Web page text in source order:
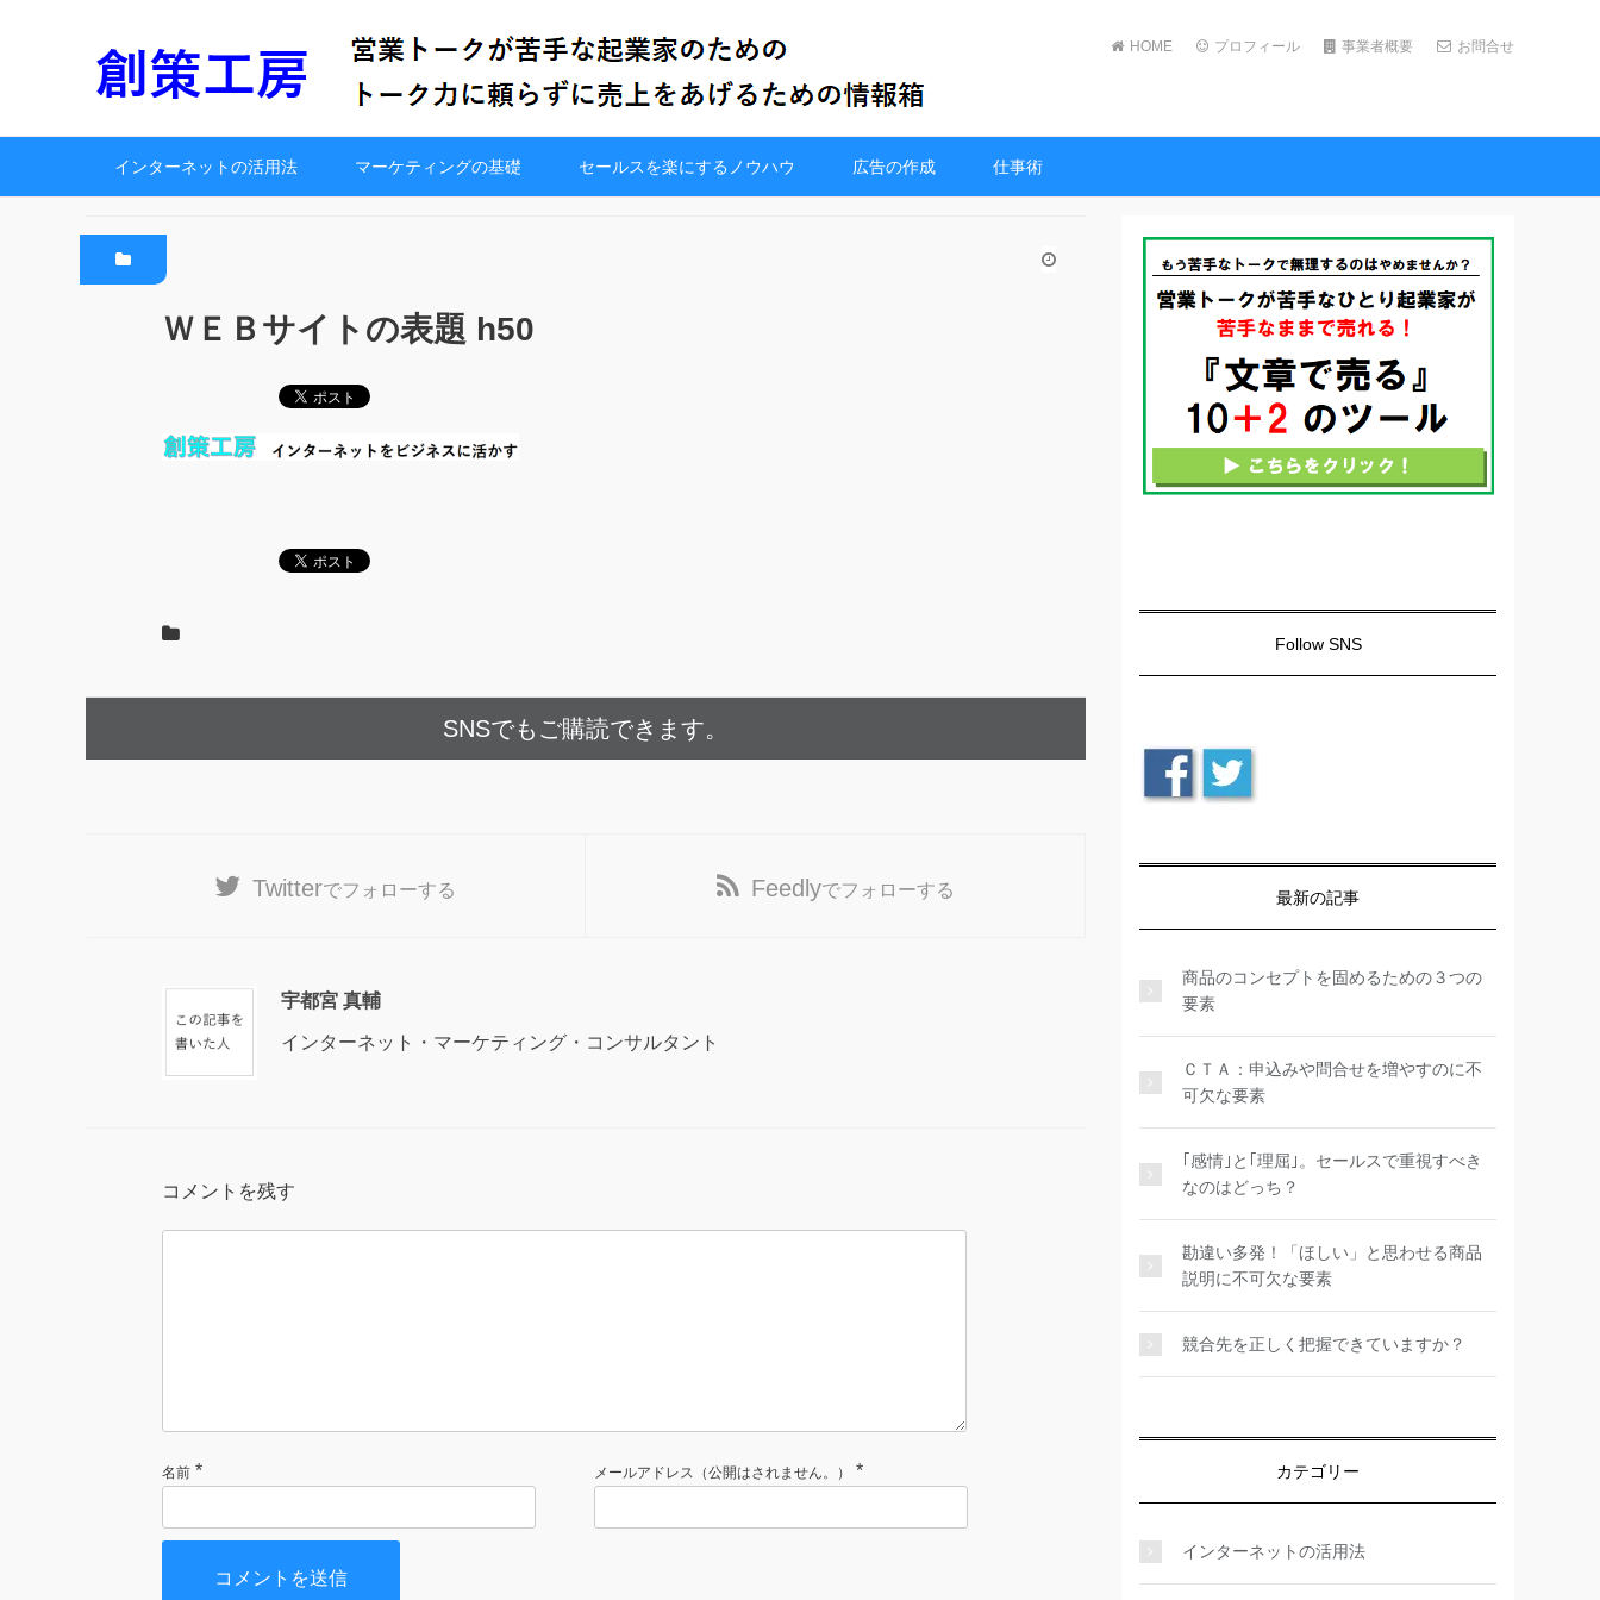
HOME プロフィール 事業者概要 お問合せ
インターネットの活用法 マーケティングの基礎 セールスを楽にするノウハウ 広告の作成 仕事術
ＷＥＢサイトの表題 h50
SNSでもご購読できます。
Twitterでフォローする Feedlyでフォローする
宇都宮 真輔
インターネット・マーケティング・コンサルタント
コメントを残す
名前 * メールアドレス（公開はされません。） *
Follow SNS
最新の記事
商品のコンセプトを固めるための３つの
要素
ＣＴＡ：申込みや問合せを増やすのに不
可欠な要素
｢感情｣と｢理屈｣。セールスで重視すべき
なのはどっち？
勘違い多発！「ほしい」と思わせる商品
説明に不可欠な要素
競合先を正しく把握できていますか？
カテゴリー
インターネットの活用法